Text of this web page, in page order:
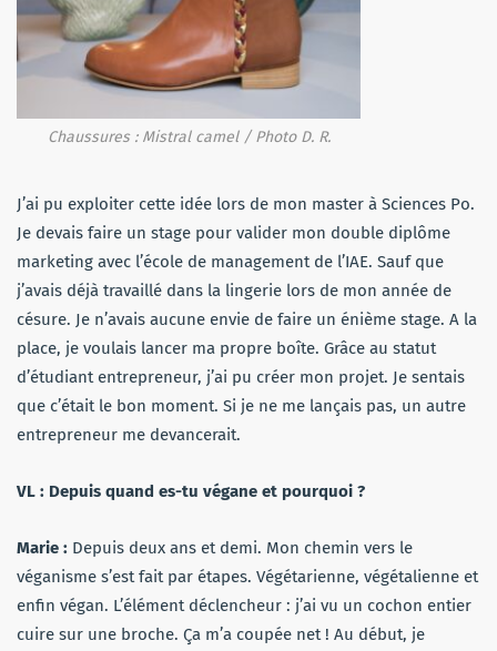
Chaussures : Mistral camel / Photo D. R.
J’ai pu exploiter cette idée lors de mon master à Sciences Po.
Je devais faire un stage pour valider mon double diplôme
marketing avec l’école de management de l’IAE. Sauf que
j’avais déjà travaillé dans la lingerie lors de mon année de
césure. Je n’avais aucune envie de faire un énième stage. A la
place, je voulais lancer ma propre boîte. Grâce au statut
d’étudiant entrepreneur, j’ai pu créer mon projet. Je sentais
que c’était le bon moment. Si je ne me lançais pas, un autre
entrepreneur me devancerait.
VL : Depuis quand es-tu végane et pourquoi ?
Marie : Depuis deux ans et demi. Mon chemin vers le
véganisme s’est fait par étapes. Végétarienne, végétalienne et
enfin végan. L’élément déclencheur : j’ai vu un cochon entier
cuire sur une broche. Ça m’a coupée net ! Au début, je